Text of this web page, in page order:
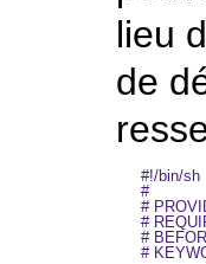
lieu
de
#!/bin/sh
#
#
#
#
#